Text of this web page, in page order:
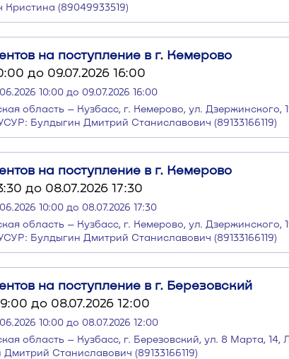
(89049933519)
на поступление в г. Кемерово
до 09.07.2026 16:00
10:00 до 09.07.2026 16:00
область – Кузбасс, г. Кемерово, ул. Дзержинского,
Булдыгин Дмитрий Станиславович (89133166119)
на поступление в г. Кемерово
до 08.07.2026 17:30
10:00 до 08.07.2026 17:30
область – Кузбасс, г. Кемерово, ул. Дзержинского,
Булдыгин Дмитрий Станиславович (89133166119)
на поступление в г. Березовский
до 08.07.2026 12:00
10:00 до 08.07.2026 12:00
область – Кузбасс, г. Березовский, ул. 8 Марта,
Станиславович (89133166119)